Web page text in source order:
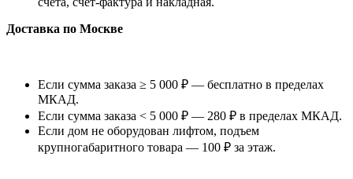
Доставка по Москве
Если сумма заказа ≥ 5 000 ₽ — бесплатно в пределах
МКАД.
Если сумма заказа < 5 000 ₽ — 280 ₽ в пределах МКАД.
Если дом не оборудован лифтом, подъем
крупногабаритного товара — 100 ₽ за этаж.